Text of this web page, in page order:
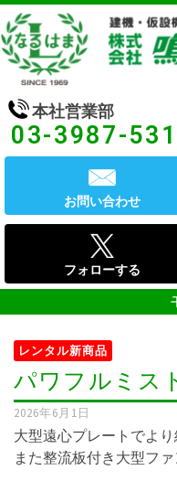
本社営業部
03-3987-
お問い合わせ
フォローする
レンタル新商品
パワフルミス
2026年6月1日
大型遠心プレートでよ
また整流板付き大型フ